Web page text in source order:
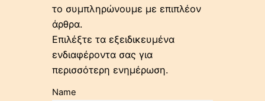
το συμπληρώνουμε με επιπλέον
άρθρα.
Επιλέξτε τα εξειδικευμένα
ενδιαφέροντα σας για
περισσότερη ενημέρωση.
Name